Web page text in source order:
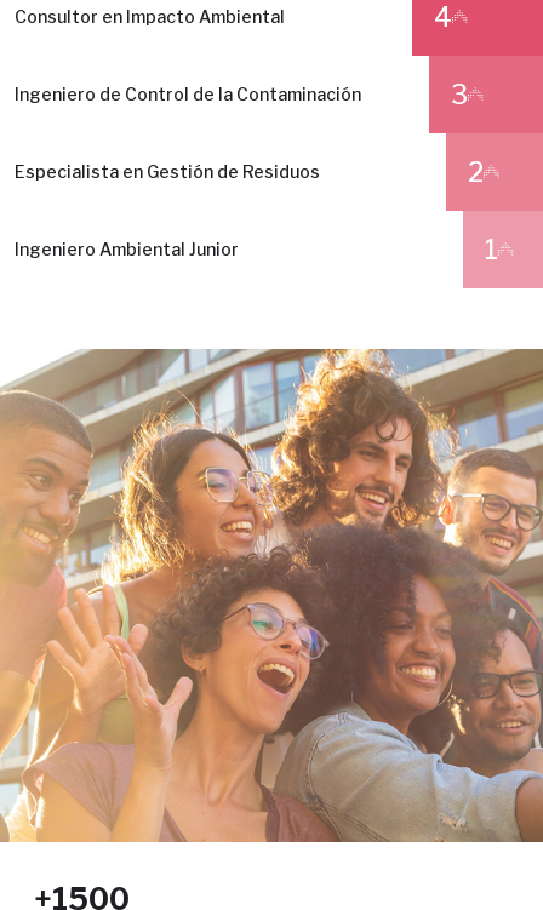
Consultor en Impacto Ambiental 4
Ingeniero de Control de la Contaminación 3
Especialista en Gestión de Residuos 2
Ingeniero Ambiental Junior 1
+1500